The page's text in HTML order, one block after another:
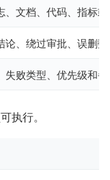
、文档、代码、指标
论、绕过审批、误删
失败类型、优先级和
执行。